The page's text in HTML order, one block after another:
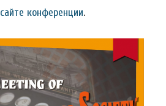
сайте конференции.